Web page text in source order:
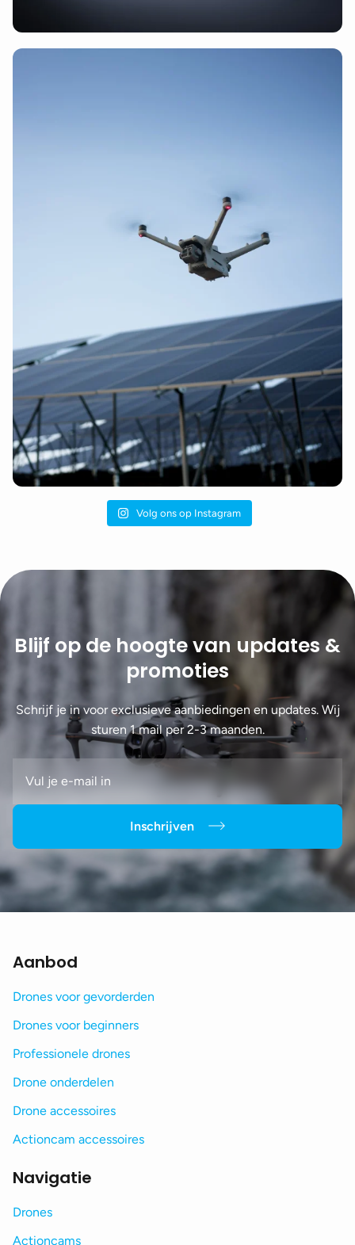
Volg ons op Instagram
Blijf op de hoogte van updates &
promoties
Schrijf je in voor exclusieve aanbiedingen en updates. Wij
sturen 1 mail per 2-3 maanden.
Inschrijven
Aanbod
Drones voor gevorderden
Drones voor beginners
Professionele drones
Drone onderdelen
Drone accessoires
Actioncam accessoires
Navigatie
Drones
Actioncams